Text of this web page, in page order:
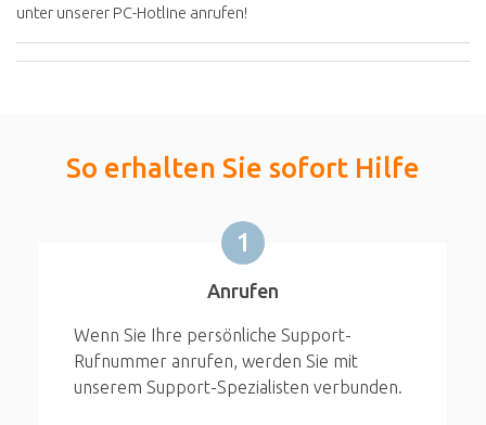
unter unserer PC-Hotline anrufen!
So erhalten Sie sofort Hilfe
1
Anrufen
Wenn Sie Ihre persönliche Support-
Rufnummer anrufen, werden Sie mit
unserem Support-Spezialisten verbunden.